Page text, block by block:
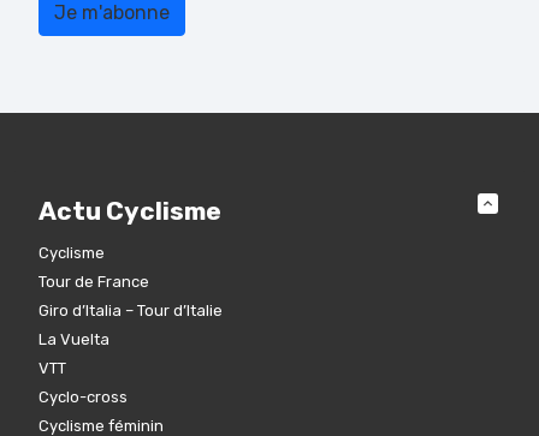
Actu Cyclisme
Cyclisme
Tour de France
Giro d’Italia – Tour d’Italie
La Vuelta
VTT
Cyclo-cross
Cyclisme féminin